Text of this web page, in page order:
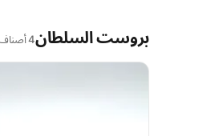
بروست السلطان4 أصناف